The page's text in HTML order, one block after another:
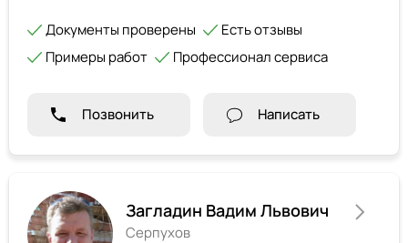
Документы проверены
Есть отзывы
Примеры работ
Профессионал сервиса
Позвонить Написать
Загладин Вадим Львович
Серпухов